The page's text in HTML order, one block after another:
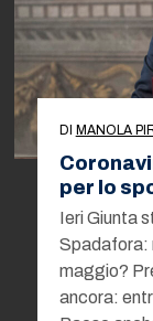
DI MANOLA
per lo
Ieri Giunta
Spadafora:
maggio?
ancora: